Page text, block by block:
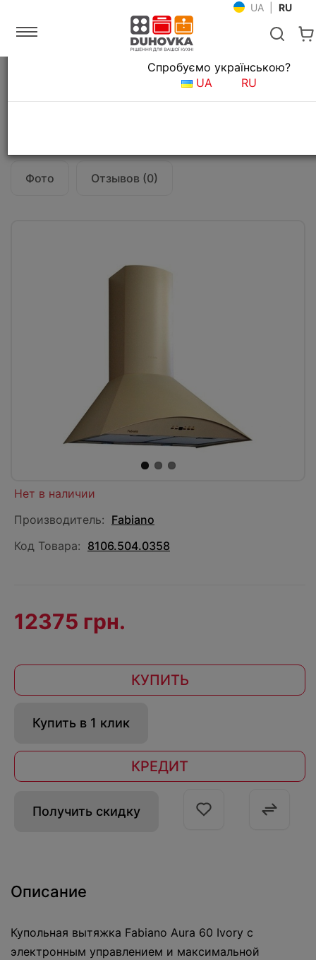
UA RU
Кухонные вытяжки
Вытяжка кухонная Fabiano Aura 60 Ivory
Фото Отзывов (0)
Язык магазина
Спробуємо українською?
UA
RU
Нет в наличии
Производитель: Fabiano
Код Товара: 8106.504.0358
12375 грн.
КУПИТЬ
Купить в 1 клик
КРЕДИТ
Получить скидку
Описание
Купольная вытяжка Fabiano Aura 60 Ivory с
электронным управлением и максимальной